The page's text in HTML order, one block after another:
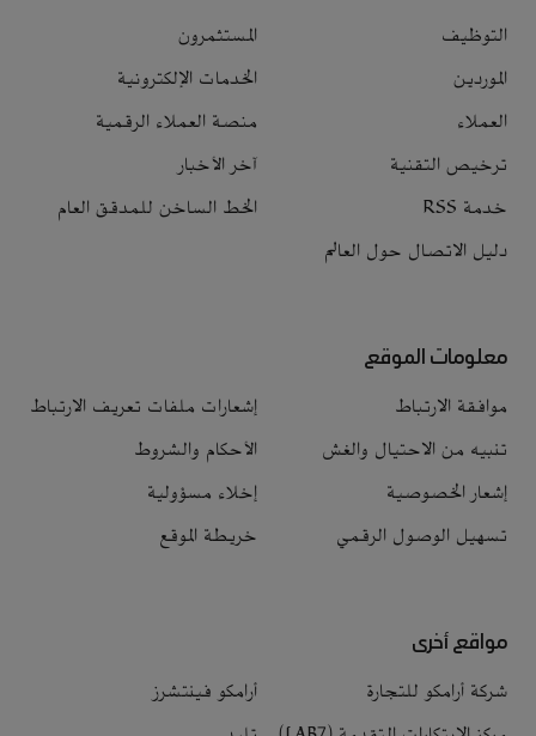
التوظيف
المستثمرون
الموردين
الخدمات الإلكترونية
العملاء
منصة العملاء الرقمية
ترخيص التقنية
آخر الأخبار
خدمة RSS
الخط الساخن للمدقق العام
دليل الاتصال حول العالم
معلومات الموقع
موافقة الارتباط
إشعارات ملفات تعريف الارتباط
تنبيه من الاحتيال والغش
الأحكام والشروط
إشعار الخصوصية
إخلاء مسؤولية
تسهيل الوصول الرقمي
خريطة الموقع
مواقع أخرى
شركة أرامكو للتجارة
أرامكو فينتشرز